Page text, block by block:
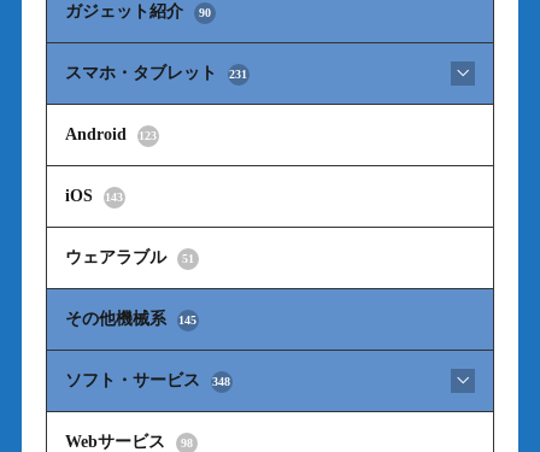
ガジェット紹介 90
スマホ・タブレット 231
Android 123
iOS 143
ウェアラブル 51
その他機械系 145
ソフト・サービス 348
Webサービス 98